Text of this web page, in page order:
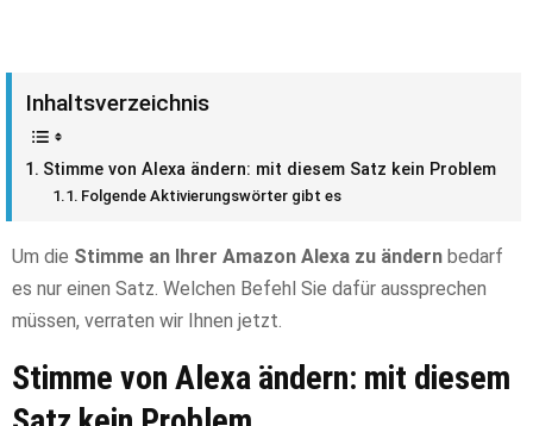
Inhaltsverzeichnis
Stimme von Alexa ändern: mit diesem Satz kein Problem
Folgende Aktivierungswörter gibt es
Um die Stimme an Ihrer Amazon Alexa zu ändern bedarf
es nur einen Satz. Welchen Befehl Sie dafür aussprechen
müssen, verraten wir Ihnen jetzt.
Stimme von Alexa ändern: mit diesem